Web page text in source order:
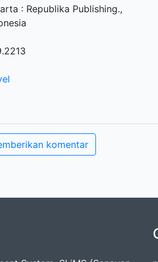
: Republika Publishing.,
komentar